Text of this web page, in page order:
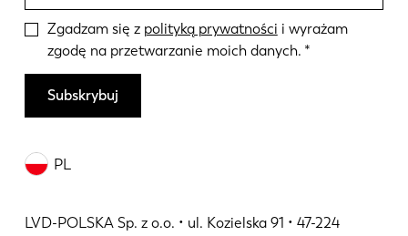
PL
LVD-POLSKA Sp. z o.o. • ul. Kozielska 91 • 47-224
Zgadzam się z polityką prywatności i wyrażam
zgodę na przetwarzanie moich danych.
Subskrybuj